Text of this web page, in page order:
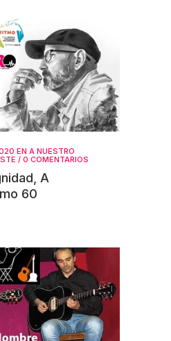
EN A NUESTRO
/ 0 COMENTARIOS
A
60